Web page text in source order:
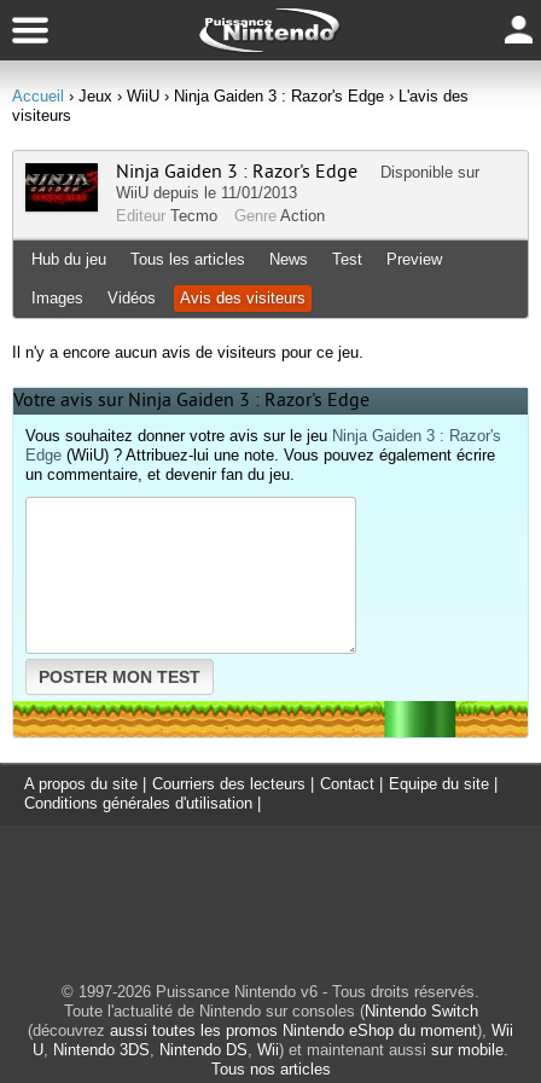
Accueil › Jeux › WiiU › Ninja Gaiden 3 : Razor's Edge › L'avis des
visiteurs
Ninja Gaiden 3 : Razor's Edge
Disponible sur
WiiU depuis le 11/01/2013
Editeur Tecmo Genre Action
Hub du jeu Tous les articles News Test Preview
Images Vidéos Avis des visiteurs
Il n'y a encore aucun avis de visiteurs pour ce jeu.
Votre avis sur Ninja Gaiden 3 : Razor's Edge
Vous souhaitez donner votre avis sur le jeu Ninja Gaiden 3 : Razor's
Edge (WiiU) ? Attribuez-lui une note. Vous pouvez également écrire
un commentaire, et devenir fan du jeu.
POSTER MON TEST
A propos du site Courriers des lecteurs Contact Equipe du site
Conditions générales d'utilisation
© 1997-2026 Puissance Nintendo v6 - Tous droits réservés.
Toute l'actualité de Nintendo sur consoles (Nintendo Switch
(découvrez aussi toutes les promos Nintendo eShop du moment), Wii
U, Nintendo 3DS, Nintendo DS, Wii) et maintenant aussi sur mobile.
Tous nos articles